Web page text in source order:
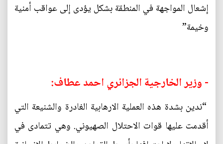
إشعال المواجهة في المنطقة بشكل يؤدى إلى عواقب أمنية
وخيمة”
- وزير الخارجية الجزائري احمد عطاف:
“ندين بشدة هذه العملية الارهابية الغادرة والشنيعة التي
أقدمت عليها قوات الاحتلال الصهيوني. وهي تتمادى في